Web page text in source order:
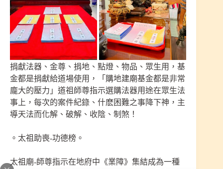
捐獻法器、金尊、捐地、點燈、物品、眾生用，基
金都是捐獻給道場使用，「購地建廟基金都是非常
龐大的壓力」道祖師尊指示選購法器用途在眾生法
事上，每次的案件紀錄、什麽困難之事降下神，主
導天法而化解、破解、收陰、制煞！
。太祖助喪-功德榜。
太祖廟-師尊指示在地府中《業障》集結成為一種